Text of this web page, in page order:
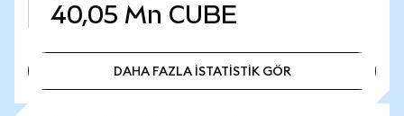
40,05 Mn CUBE
DAHA FAZLA İSTATİSTİK GÖR